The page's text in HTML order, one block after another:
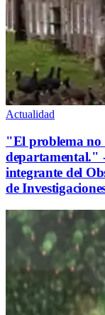
Actualidad
"El problema no
departamental."
integrante del
de